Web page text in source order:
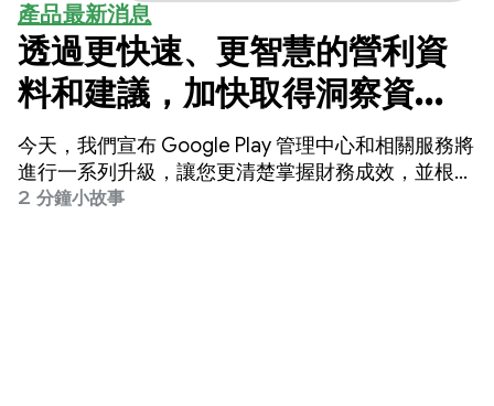
產品最新消息
透過更快速、更智慧的營利資
料和建議，加快取得洞察資訊
的速度
今天，我們宣布 Google Play 管理中心和相關服務將
進行一系列升級，讓您更清楚掌握財務成效，並根據
資料採取具體行動來提升成效。
2 分鐘小故事